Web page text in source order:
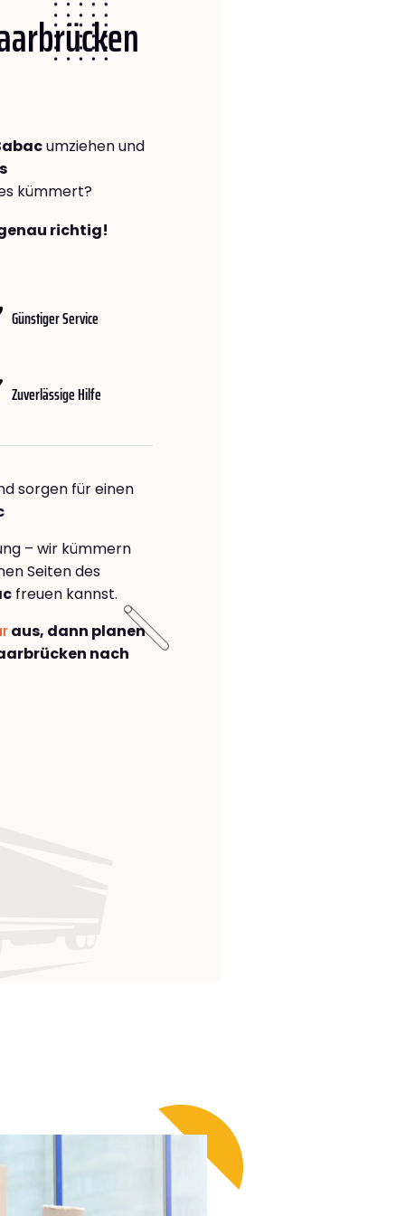
umziehen und
kümmert?
richtig!
Günstiger Service
Zuverlässige Hilfe
sorgen für einen
– wir kümmern
Seiten des
freuen kannst.
aus, dann planen
nach